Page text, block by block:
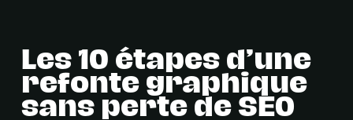
Les 10 étapes d’une
refonte graphique
sans perte de SEO